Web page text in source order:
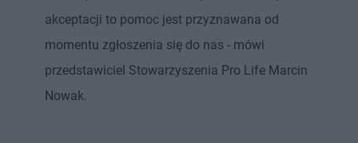
akceptacji to pomoc jest przyznawana od
momentu zgłoszenia się do nas - mówi
przedstawiciel Stowarzyszenia Pro Life Marcin
Nowak.